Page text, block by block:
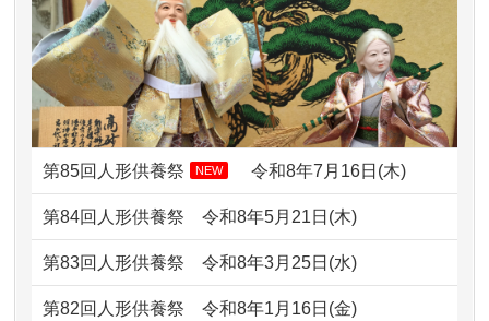
したく、花...
2026/07/10家から近かったので。
2026/07/08誰も住んでいない実家の片付けを始め
ました。 ...
2026/07/069年間自由が丘店を見守ってくれてあり
がとう。
2026/07/05しっかりとお人形たちの供養をしてい
ただけると...
ですが？
2024/01/13お雛様のセットを供養・処分したいの
ですが、お雛様とお内裏様だ...
2024/01/13供養申込みの後、供養祭までお人形は
どうなってるのですか？
2024/01/13会社のようですが、きちんと供養して
第85回人形供養祭 NEW 令和8年7月16日(木)
第84回人形供養祭令和8年5月21日(木)
第83回人形供養祭令和8年3月25日(水)
第82回人形供養祭令和8年1月16日(金)